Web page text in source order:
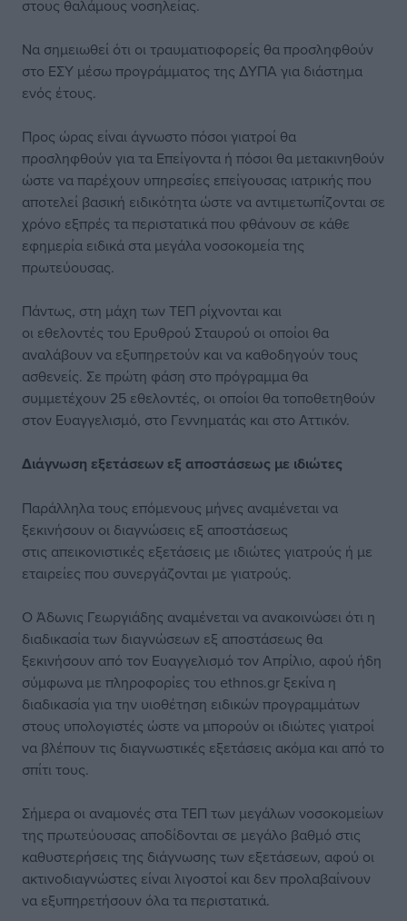
στους θαλάμους νοσηλείας.
Να σημειωθεί ότι οι τραυματιοφορείς θα προσληφθούν
στο ΕΣΥ μέσω προγράμματος της ΔΥΠΑ για διάστημα
ενός έτους.
Προς ώρας είναι άγνωστο πόσοι γιατροί θα
προσληφθούν για τα Επείγοντα ή πόσοι θα μετακινηθούν
ώστε να παρέχουν υπηρεσίες επείγουσας ιατρικής που
αποτελεί βασική ειδικότητα ώστε να αντιμετωπίζονται σε
χρόνο εξπρές τα περιστατικά που φθάνουν σε κάθε
εφημερία ειδικά στα μεγάλα νοσοκομεία της
πρωτεύουσας.
Πάντως, στη μάχη των ΤΕΠ ρίχνονται και
οι εθελοντές του Ερυθρού Σταυρού οι οποίοι θα
αναλάβουν να εξυπηρετούν και να καθοδηγούν τους
ασθενείς. Σε πρώτη φάση στο πρόγραμμα θα
συμμετέχουν 25 εθελοντές, οι οποίοι θα τοποθετηθούν
στον Ευαγγελισμό, στο Γεννηματάς και στο Αττικόν.
Διάγνωση εξετάσεων εξ αποστάσεως με ιδιώτες
Παράλληλα τους επόμενους μήνες αναμένεται να
ξεκινήσουν οι διαγνώσεις εξ αποστάσεως
στις απεικονιστικές εξετάσεις με ιδιώτες γιατρούς ή με
εταιρείες που συνεργάζονται με γιατρούς.
Ο Άδωνις Γεωργιάδης αναμένεται να ανακοινώσει ότι η
διαδικασία των διαγνώσεων εξ αποστάσεως θα
ξεκινήσουν από τον Ευαγγελισμό τον Απρίλιο, αφού ήδη
σύμφωνα με πληροφορίες του ethnos.gr ξεκίνα η
διαδικασία για την υιοθέτηση ειδικών προγραμμάτων
στους υπολογιστές ώστε να μπορούν οι ιδιώτες γιατροί
να βλέπουν τις διαγνωστικές εξετάσεις ακόμα και από το
σπίτι τους.
Σήμερα οι αναμονές στα ΤΕΠ των μεγάλων νοσοκομείων
της πρωτεύουσας αποδίδονται σε μεγάλο βαθμό στις
καθυστερήσεις της διάγνωσης των εξετάσεων, αφού οι
ακτινοδιαγνώστες είναι λιγοστοί και δεν προλαβαίνουν
να εξυπηρετήσουν όλα τα περιστατικά.